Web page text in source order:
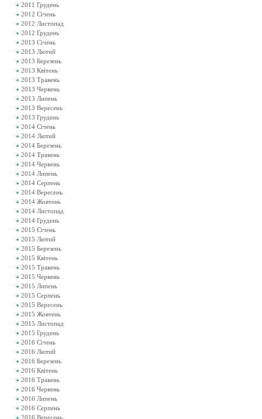
2011 Грудень
2012 Січень
2012 Листопад
2012 Грудень
2013 Січень
2013 Лютий
2013 Березень
2013 Квітень
2013 Травень
2013 Червень
2013 Липень
2013 Вересень
2013 Грудень
2014 Січень
2014 Лютий
2014 Березень
2014 Травень
2014 Червень
2014 Липень
2014 Серпень
2014 Вересень
2014 Жовтень
2014 Листопад
2014 Грудень
2015 Січень
2015 Лютий
2015 Березень
2015 Квітень
2015 Травень
2015 Червень
2015 Липень
2015 Серпень
2015 Вересень
2015 Жовтень
2015 Листопад
2015 Грудень
2016 Січень
2016 Лютий
2016 Березень
2016 Квітень
2016 Травень
2016 Червень
2016 Липень
2016 Серпень
2016 Вересень